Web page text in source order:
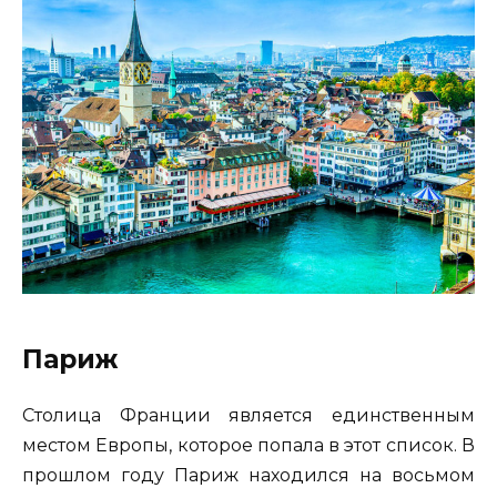
Париж
Столица Франции является единственным
местом Европы, которое попала в этот список. В
прошлом году Париж находился на восьмом